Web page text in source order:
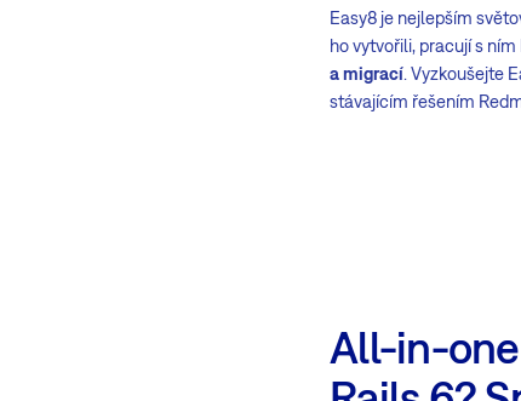
Easy8 je nejlepším
ho vytvořili, pracují s
a migrací. Vyzkoušejte
stávajícím řešením
All-in-